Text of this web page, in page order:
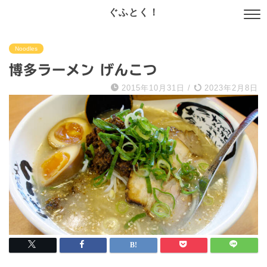
ぐふとく！
Noodles
博多ラーメン げんこつ
2015年10月31日 / 2023年2月8日